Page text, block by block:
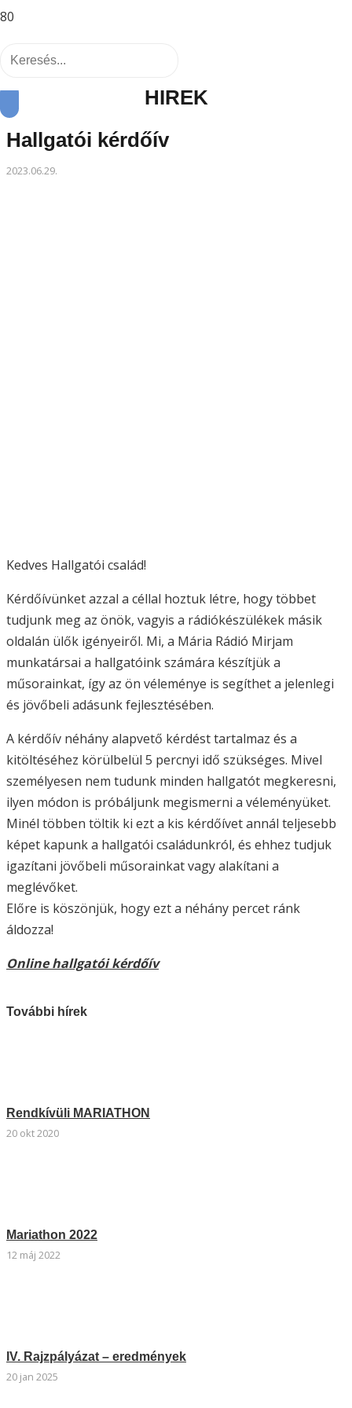
HÍREK
Hallgatói kérdőív
2023.06.29.
Kedves Hallgatói család!
Kérdőívünket azzal a céllal hoztuk létre, hogy többet
tudjunk meg az önök, vagyis a rádiókészülékek másik
oldalán ülők igényeiről. Mi, a Mária Rádió Mirjam
munkatársai a hallgatóink számára készítjük a
műsorainkat, így az ön véleménye is segíthet a jelenlegi
és jövőbeli adásunk fejlesztésében.
A kérdőív néhány alapvető kérdést tartalmaz és a
kitöltéséhez körülbelül 5 percnyi idő szükséges. Mivel
személyesen nem tudunk minden hallgatót megkeresni,
ilyen módon is próbáljunk megismerni a véleményüket.
Minél többen töltik ki ezt a kis kérdőívet annál teljesebb
képet kapunk a hallgatói családunkról, és ehhez tudjuk
igazítani jövőbeli műsorainkat vagy alakítani a
meglévőket.
Előre is köszönjük, hogy ezt a néhány percet ránk
áldozza!
Online hallgatói kérdőív
További hírek
Rendkívüli MARIATHON
20 okt 2020
Mariathon 2022
12 máj 2022
IV. Rajzpályázat – eredmények
20 jan 2025